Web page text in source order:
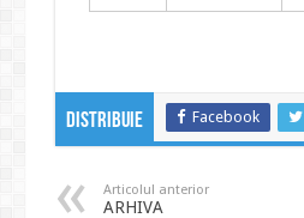
Distribuie Facebook
Articolul anterior
ARHIVA